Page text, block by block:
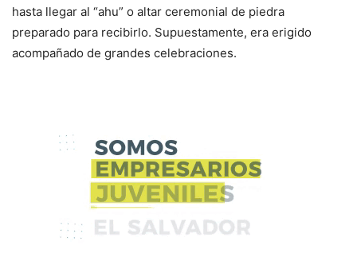
hasta llegar al “ahu” o altar ceremonial de piedra
preparado para recibirlo. Supuestamente, era erigido
acompañado de grandes celebraciones.